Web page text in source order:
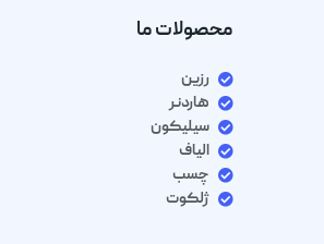
محصولات ما
رزین
هاردنر
سیلیکون
الیاف
چسب
ژلکوت